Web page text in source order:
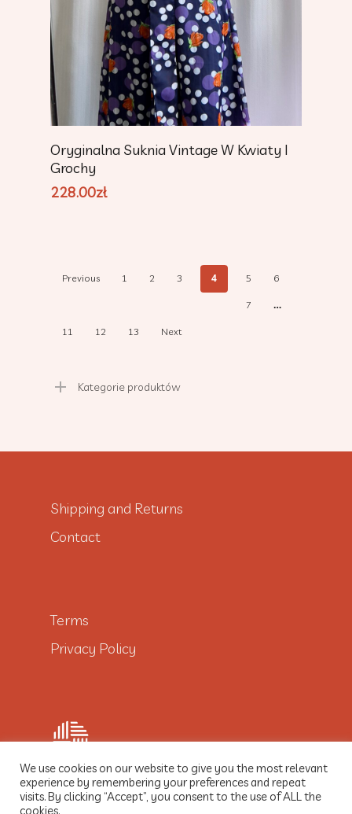
Add To Cart
Oryginalna Suknia Vintage W Kwiaty I
Grochy
228.00zł
Previous 1 2 3 4 5 6
7 …
11 12 13 Next
Kategorie produktów
Shipping and Returns
Contact
Terms
Privacy Policy
© 2021 Dobre Włókno
We use cookies on our website to give you the most relevant
experience by remembering your preferences and repeat
visits. By clicking “Accept”, you consent to the use of ALL the
cookies.